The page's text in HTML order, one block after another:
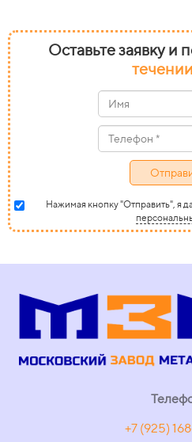
Оставьте заявку и
Нажимая кнопку "Отправить", я
+7 (925)